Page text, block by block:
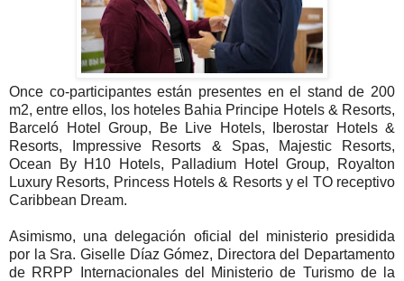
Once co-participantes están presentes en el stand de 200
m2, entre ellos, los hoteles Bahia Principe Hotels & Resorts,
Barceló Hotel Group, Be Live Hotels, Iberostar Hotels &
Resorts, Impressive Resorts & Spas, Majestic Resorts,
Ocean By H10 Hotels, Palladium Hotel Group, Royalton
Luxury Resorts, Princess Hotels & Resorts y el TO receptivo
Caribbean Dream.
Asimismo, una delegación oficial del ministerio presidida
por la Sra. Giselle Díaz Gómez, Directora del Departamento
de RRPP Internacionales del Ministerio de Turismo de la